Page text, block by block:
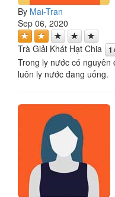
By Mai-Tran
Sep 06, 2020
Trà Giải Khát Hạt Chia 1
Trong ly nước có nguyên
luôn ly nước đang uống.